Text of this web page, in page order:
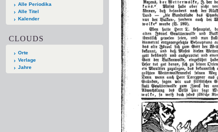
Alle Periodika
Alle Titel
Kalender
CLOUDS
Orte
Verlage
Jahre